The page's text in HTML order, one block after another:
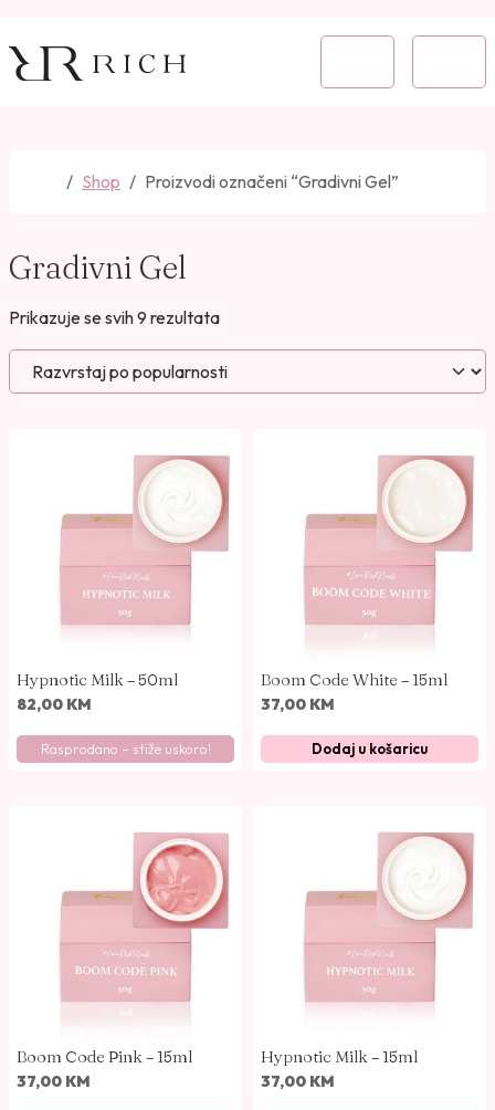
Menu
HomeShop Proizvodi označeni “Gradivni Gel”
Gradivni Gel
Prikazuje se svih 9 rezultataP
r
e
a
n
o
p
a
r
s
t
i
Hypnotic Milk – 50ml
82,00 KM
Rasprodano – stiže uskoro!
Boom Code White – 15ml
37,00 KM
Dodaj u košaricu
Boom Code Pink – 15ml
37,00 KM
Hypnotic Milk – 15ml
37,00 KM